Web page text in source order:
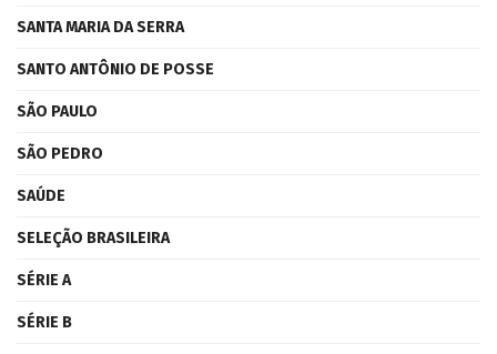
SANTA MARIA DA SERRA
SANTO ANTÔNIO DE POSSE
SÃO PAULO
SÃO PEDRO
SAÚDE
SELEÇÃO BRASILEIRA
SÉRIE A
SÉRIE B